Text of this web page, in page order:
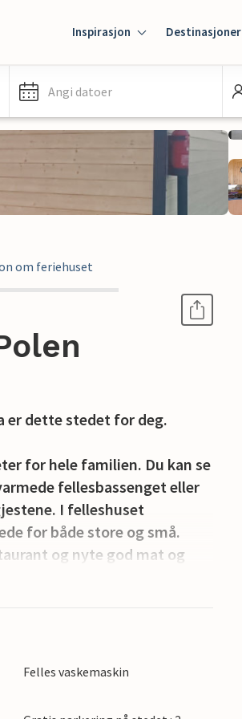
Inspirasjon Destinasjoner
Angi datoer
om feriehuset
er dette stedet for deg.
for hele familien. Du kan se
fellesbassenget eller
I felleshuset
for både store og små.
og nyte god mat og
og en innbydende
av sammen etter en aktiv
en ny herlig dag uthvilt og
morgenen mens dere
Felles vaskemaskin